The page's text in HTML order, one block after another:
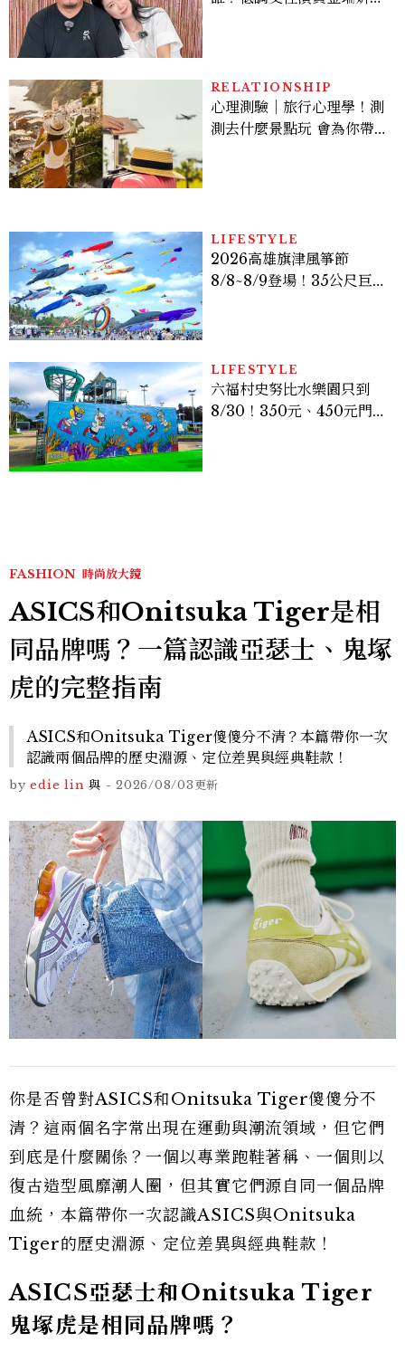
RELATIONSHIP
心理測驗｜旅行心理學！測
測去什麼景點玩 會為你帶來
LIFESTYLE
2026高雄旗津風箏節
8/8~8/9登場！35公尺巨大
LIFESTYLE
六福村史努比水樂園只到
8/30！350元、450元門票
FASHION 時尚放大鏡
ASICS和Onitsuka Tiger是相
同品牌嗎？一篇認識亞瑟士、鬼塚
虎的完整指南
ASICS和Onitsuka Tiger傻傻分不清？本篇帶你一次
認識兩個品牌的歷史淵源、定位差異與經典鞋款！
by edie lin 與 - 2026/08/03更新
你是否曾對ASICS和Onitsuka Tiger傻傻分不
清？這兩個名字常出現在運動與潮流領域，但它們
到底是什麼關係？一個以專業跑鞋著稱、一個則以
復古造型風靡潮人圈，但其實它們源自同一個品牌
血統，本篇帶你一次認識ASICS與Onitsuka
Tiger的歷史淵源、定位差異與經典鞋款！
ASICS亞瑟士和Onitsuka Tiger
鬼塚虎是相同品牌嗎？